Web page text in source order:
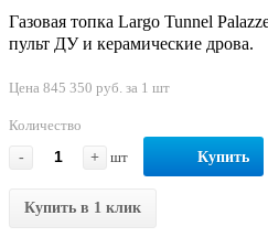
Газовая топка Largo Tunnel
пульт ДУ и керамические дрова.
Цена 845 350 руб. за 1 шт
Количество
-
+ шт Купить
Купить в 1 клик